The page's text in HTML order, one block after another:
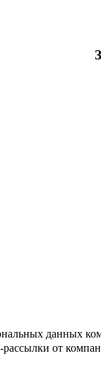
данных
рассылки от